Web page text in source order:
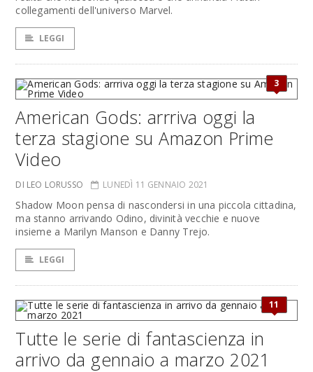
collegamenti dell'universo Marvel.
LEGGI
3
American Gods: arrriva oggi la
terza stagione su Amazon Prime
Video
DI LEO LORUSSO LUNEDÌ 11 GENNAIO 2021
Shadow Moon pensa di nascondersi in una piccola cittadina,
ma stanno arrivando Odino, divinità vecchie e nuove
insieme a Marilyn Manson e Danny Trejo.
LEGGI
11
Tutte le serie di fantascienza in
arrivo da gennaio a marzo 2021